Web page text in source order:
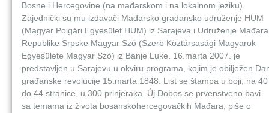
Bosne i Hercegovine (na mađarskom i na lokalnom jeziku).
Zajednički su mu izdavači Mađarsko građansko udruženje HUM
(Magyar Polgári Egyesület HUM) iz Sarajeva i Udruženje Mađara
Republike Srpske Magyar Szó (Szerb Köztársasági Magyarok
Egyesülete Magyar Szó) iz Banje Luke. 16.marta 2007. je
predstavljen u Sarajevu u okviru programa, kojim je obilježen
građanske revolucije 15.marta 1848. List se štampa u boji, na 40
do 44 stranice, u 300 prinjeraka. Új Dobos se prvenstveno bavi
sa temama iz života bosanskohercegovačkih Mađara, piše o